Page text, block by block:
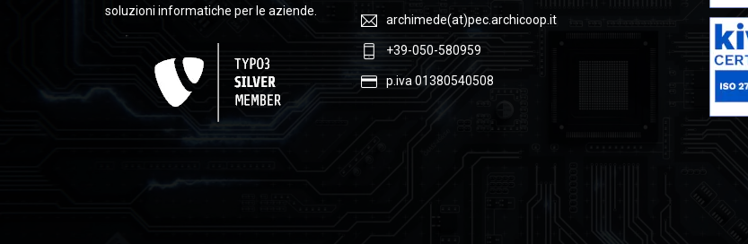
soluzioni informatiche per le aziende.
archimede(at)pec.archicoop.it
+39-050-580959
p.iva 01380540508